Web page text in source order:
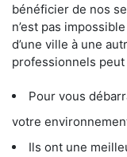
bénéficier de nos
n’est pas
d’une ville à une
professionnels
Pour vous
votre
Ils ont une